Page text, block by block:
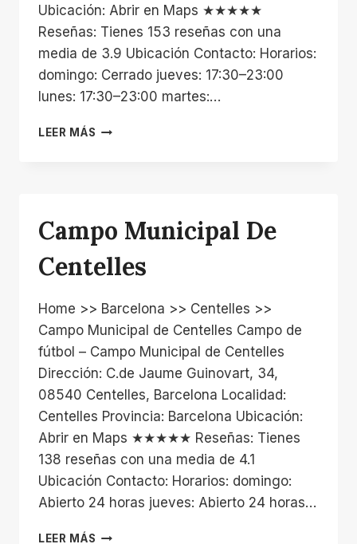
Ubicación: Abrir en Maps ★★★★★
Reseñas: Tienes 153 reseñas con una
media de 3.9 Ubicación Contacto: Horarios:
domingo: Cerrado jueves: 17:30–23:00
lunes: 17:30–23:00 martes:…
LEER MÁS PABELLÓN
Campo Municipal De
Centelles
Home >> Barcelona >> Centelles >>
Campo Municipal de Centelles Campo de
fútbol – Campo Municipal de Centelles
Dirección: C.de Jaume Guinovart, 34,
08540 Centelles, Barcelona Localidad:
Centelles Provincia: Barcelona Ubicación:
Abrir en Maps ★★★★★ Reseñas: Tienes
138 reseñas con una media de 4.1
Ubicación Contacto: Horarios: domingo:
Abierto 24 horas jueves: Abierto 24 horas…
LEER MÁS CAMPO